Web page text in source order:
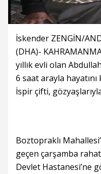
İskender ZENGİN/
(DHA)-
yıllık evli olan
6 saat arayla
İspir çifti,
Boztopraklı
geçen çarşamba
Devlet Hastanesi’ne